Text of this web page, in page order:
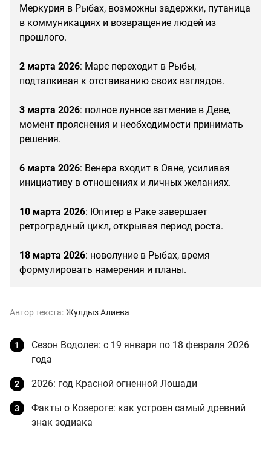
Меркурия в Рыбах, возможны задержки, путаница
в коммуникациях и возвращение людей из
прошлого.
2 марта 2026: Марс переходит в Рыбы,
подталкивая к отстаиванию своих взглядов.
3 марта 2026: полное лунное затмение в Деве,
момент прояснения и необходимости принимать
решения.
6 марта 2026: Венера входит в Овне, усиливая
инициативу в отношениях и личных желаниях.
10 марта 2026: Юпитер в Раке завершает
ретроградный цикл, открывая период роста.
18 марта 2026: новолуние в Рыбах, время
формулировать намерения и планы.
Автор текста: Жулдыз Алиева
Сезон Водолея: с 19 января по 18 февраля 2026
года
2026: год Красной огненной Лошади
Факты о Козероге: как устроен самый древний
знак зодиака